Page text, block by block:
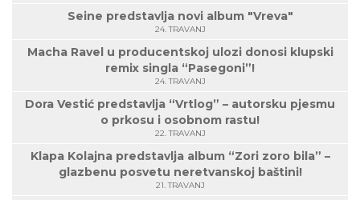
Seine predstavlja novi album "Vreva"
24. TRAVANJ
Macha Ravel u producentskoj ulozi donosi klupski
remix singla “Pasegoni”!
24. TRAVANJ
Dora Vestić predstavlja “Vrtlog” – autorsku pjesmu
o prkosu i osobnom rastu!
22. TRAVANJ
Klapa Kolajna predstavlja album “Zori zoro bila” –
glazbenu posvetu neretvanskoj baštini!
21. TRAVANJ